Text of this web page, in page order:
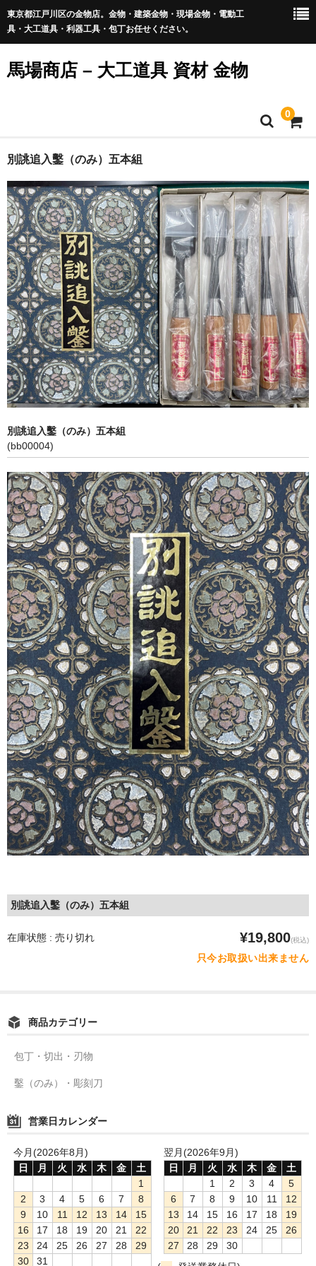
東京都江戸川区の金物店。金物・建築金物・現場金物・電動工
具・大工道具・利器工具・包丁お任せください。
馬場商店 – 大工道具 資材 金物
0
Home
通販商品一覧
新商品
包丁・切出・刃物
鑿（のみ）・彫刻刀
会社概要
アクセス
利用規約
個人情報保護方針
特定商取引法に基づく表記
お問い合わせ
別誂追入鑿（のみ）五本組
別誂追入鑿（のみ）五本組
(bb00004)
別誂追入鑿（のみ）五本組
在庫状態 : 売り切れ ¥19,800(税込)
只今お取扱い出来ません
商品カテゴリー
包丁・切出・刃物
鑿（のみ）・彫刻刀
営業日カレンダー
今月(2026年8月)
日
月 火 水 木 金
土
1
2
3 4 5 6 7
8
9
10 11 12 13 14
15
16
17 18 19 20 21
22
23
24 25 26 27 28
29
30
31
翌月(2026年9月)
日
月 火 水 木 金
土
1
2 3 4
5
6
7 8 9 10 11
12
13
14 15 16 17 18
19
20
21 22 23 24 25
26
27
28 29
30